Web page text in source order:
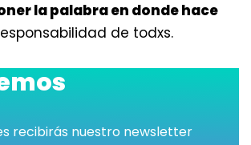
la palabra en donde hace
de todxs.
recibirás nuestro newsletter